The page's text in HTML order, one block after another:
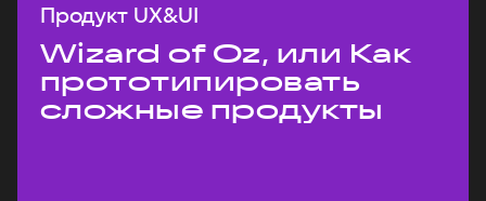
Продукт UX&UI
Wizard of Oz, или Как
прототипировать
сложные продукты